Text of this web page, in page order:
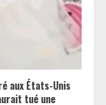
aux États-Unis
tué une